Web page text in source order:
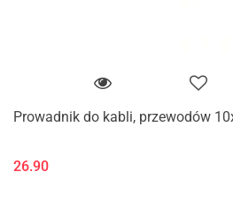
Prowadnik do kabli, przewodów
26.90